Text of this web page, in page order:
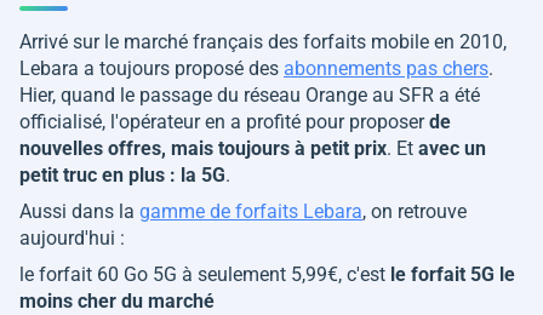
Arrivé sur le marché français des forfaits mobile en 2010,
Lebara a toujours proposé des abonnements pas chers.
Hier, quand le passage du réseau Orange au SFR a été
officialisé, l'opérateur en a profité pour proposerde
nouvelles offres, mais toujours à petit prix. Et avec un
petit truc en plus : la 5G.
Aussi dans la gamme de forfaits Lebara, on retrouve
aujourd'hui :
le forfait 60 Go 5G à seulement 5,99€, c'est le forfait 5G le
moins cher du marché